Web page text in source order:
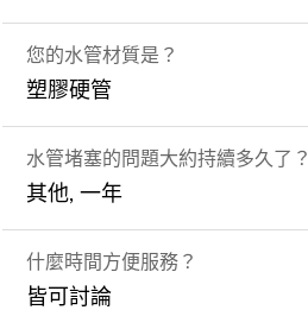
您的水管材質是？
塑膠硬管
水管堵塞的問題大約持續多久了？
其他, 一年
什麼時間方便服務？
皆可討論